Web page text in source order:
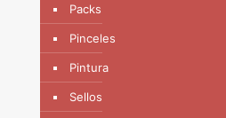
Packs
Pinceles
Pintura
Sellos